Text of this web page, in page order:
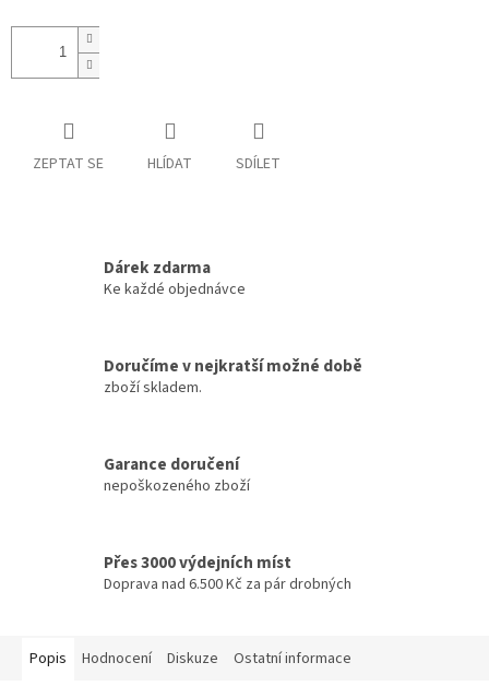
ZEPTAT SE HLÍDAT SDÍLET
Dárek zdarma
Ke každé objednávce
Doručíme v nejkratší možné době
zboží skladem.
Garance doručení
nepoškozeného zboží
Přes 3000 výdejních míst
Doprava nad 6.500 Kč za pár drobných
Popis Hodnocení Diskuze Ostatní informace